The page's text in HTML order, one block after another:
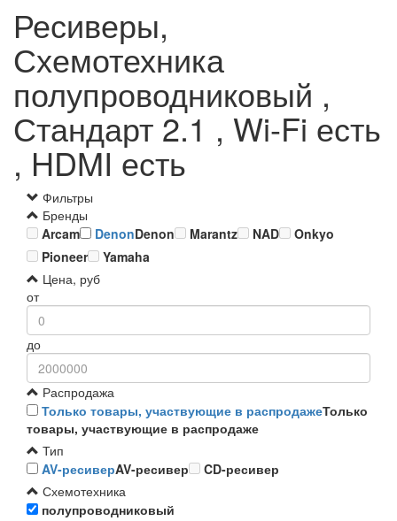
Ресиверы,
Схемотехника
полупроводниковый ,
Стандарт 2.1 , Wi-Fi есть
, HDMI есть
Фильтры
Бренды
Arcam
DenonDenon Marantz NAD
Onkyo
Pioneer
Yamaha
Цена, руб
от
до
Распродажа
Только товары, участвующие в распродажеТолько
товары, участвующие в распродаже
Тип
AV-ресиверAV-ресивер
CD-ресивер
Схемотехника
полупроводниковый